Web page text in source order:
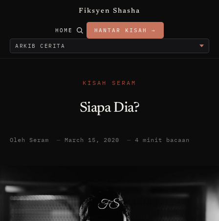
Fiksyen Shasha
HOME HANTAR KISAH →
KISAH SERAM
Siapa Dia?
Oleh Seram — March 15, 2020 — 4 minit bacaan